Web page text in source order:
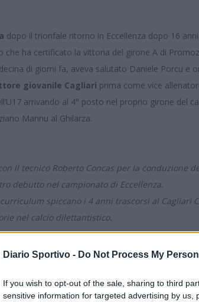
Diario Sportivo - Do Not Process My
If you wish to opt-out of the sale, sharing to third
sensitive information for targeted advertising by us,
dopo il trionfale ritorno in Eccellenza dopo 16
ha certificato la vittoria del girone A di
di giorni fa, aveva salutato Daniele Porcu e
giovanile Cagliari prima come vice
arrivando al 4° posto nel proprio girone del
Mannu al Ghilarza.
il tecnico Roberto Concas per la conduzione
debutto nel campionato di Eccellenza.
spiccano i 4 anni trascorsi al Cagliari
nel calcio dilettantistico.
questa nuova stagione insieme a noi e
lavoro!